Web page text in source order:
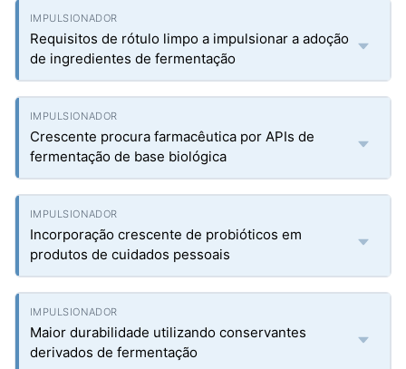
Requisitos de rótulo limpo a impulsionar a adoção
de ingredientes de fermentação
Crescente procura farmacêutica por APIs de
fermentação de base biológica
Incorporação crescente de probióticos em
produtos de cuidados pessoais
Maior durabilidade utilizando conservantes
derivados de fermentação